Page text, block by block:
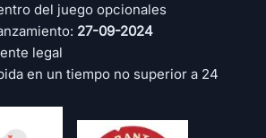
del juego opcionales
27-09-2024
legal
en un tiempo no superior a 24